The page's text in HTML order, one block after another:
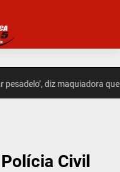
diz maquiadora que
Civil